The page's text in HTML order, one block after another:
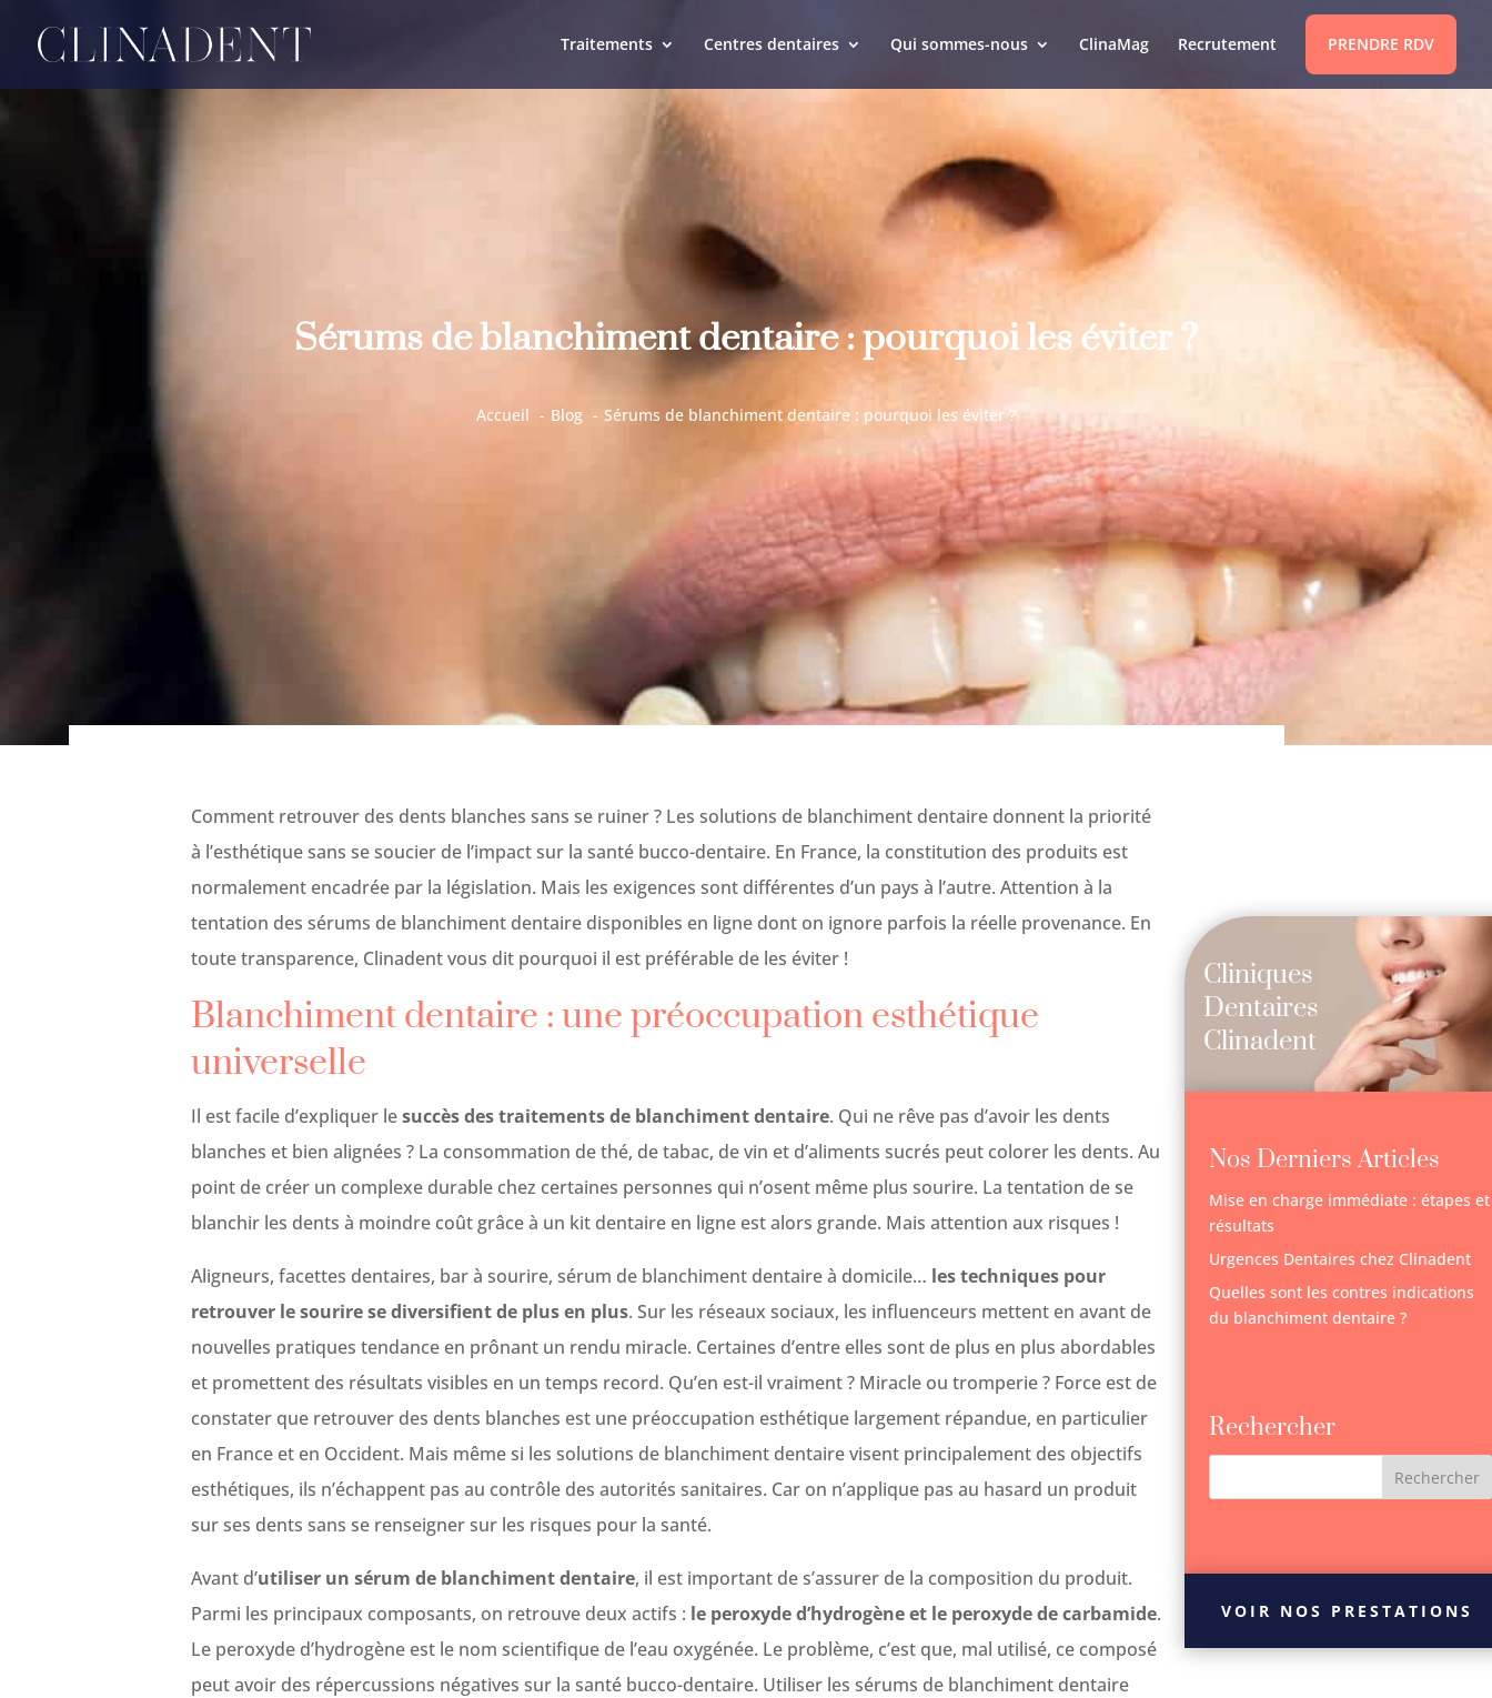
Traitements Centres dentaires Qui sommes-nous ClinaMag Recrutement PRENDRE RDV
Sérums de blanchiment dentaire : pourquoi les éviter ?
Accueil Blog Sérums de blanchiment dentaire : pourquoi les éviter ?
Comment retrouver des dents blanches sans se ruiner ? Les solutions de blanchiment dentaire donnent la priorité
à l’esthétique sans se soucier de l’impact sur la santé bucco-dentaire. En France, la constitution des produits est
normalement encadrée par la législation. Mais les exigences sont différentes d’un pays à l’autre. Attention à la
tentation des sérums de blanchiment dentaire disponibles en ligne dont on ignore parfois la réelle provenance. En
toute transparence, Clinadent vous dit pourquoi il est préférable de les éviter !
Blanchiment dentaire : une préoccupation esthétique
universelle
Il est facile d’expliquer lesuccès des traitements de blanchiment dentaire. Qui ne rêve pas d’avoir les dents
blanches et bien alignées ? La consommation de thé, de tabac, de vin et d’aliments sucrés peut colorer les dents. Au
point de créer un complexe durable chez certaines personnes qui n’osent même plus sourire. La tentation de se
blanchir les dents à moindre coût grâce à un kit dentaire en ligne est alors grande. Mais attention aux risques !
Aligneurs, facettes dentaires, bar à sourire, sérum de blanchiment dentaire à domicile… les techniques pour
retrouver le sourire se diversifient de plus en plus. Sur les réseaux sociaux, les influenceurs mettent en avant de
nouvelles pratiques tendance en prônant un rendu miracle. Certaines d’entre elles sont de plus en plus abordables
et promettent des résultats visibles en un temps record. Qu’en est-il vraiment ? Miracle ou tromperie ? Force est de
constater que retrouver des dents blanches est une préoccupation esthétique largement répandue, en particulier
en France et en Occident. Mais même si les solutions de blanchiment dentaire visent principalement des objectifs
esthétiques, ils n’échappent pas au contrôle des autorités sanitaires. Car on n’applique pas au hasard un produit
sur ses dents sans se renseigner sur les risques pour la santé.
Avant d’utiliser un sérum de blanchiment dentaire, il est important de s’assurer de la composition du produit.
Parmi les principaux composants, on retrouve deux actifs : le peroxyde d’hydrogène et le peroxyde de carbamide.
Le peroxyde d’hydrogène est le nom scientifique de l’eau oxygénée. Le problème, c’est que, mal utilisé, ce composé
peut avoir des répercussions négatives sur la santé bucco-dentaire. Utiliser les sérums de blanchiment dentaire
Cliniques
Dentaires
Clinadent
Nos Derniers Articles
Mise en charge immédiate : étapes et
résultats
Urgences Dentaires chez Clinadent
Quelles sont les contres indications
du blanchiment dentaire ?
Rechercher
VOIR NOS PRESTATIONS